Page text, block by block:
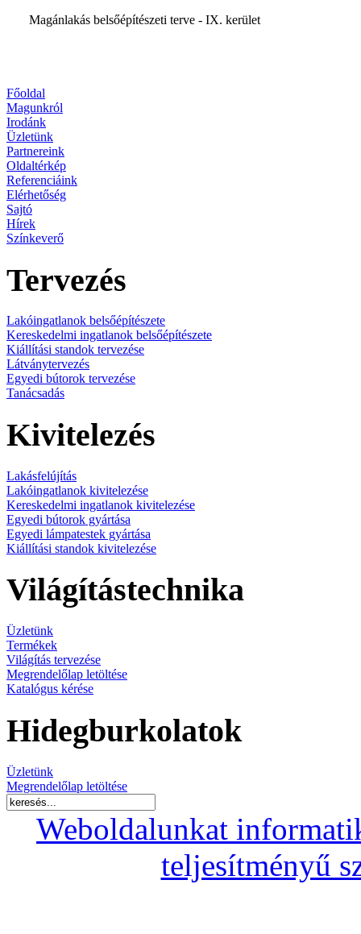
Magánlakás belsőépítészeti terve - IX. kerület
Főoldal
Magunkról
Irodánk
Üzletünk
Partnereink
Oldaltérkép
Referenciáink
Elérhetőség
Sajtó
Hírek
Színkeverő
Tervezés
Lakóingatlanok belsőépítészete
Kereskedelmi ingatlanok belsőépítészete
Kiállítási standok tervezése
Látványtervezés
Egyedi bútorok tervezése
Tanácsadás
Kivitelezés
Lakásfelújítás
Lakóingatlanok kivitelezése
Kereskedelmi ingatlanok kivitelezése
Egyedi bútorok gyártása
Egyedi lámpatestek gyártása
Kiállítási standok kivitelezése
Világítástechnika
Üzletünk
Termékek
Világítás tervezése
Megrendelőlap letöltése
Katalógus kérése
Hidegburkolatok
Üzletünk
Megrendelőlap letöltése
Weboldalunkat
teljesítményű